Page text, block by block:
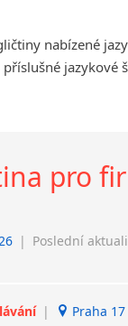
nabízené
pro
| Poslední
| Praha